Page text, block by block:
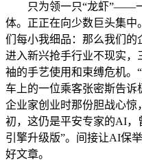
只为领一只“龙虾”——一
体。正正在向少数巨头集
们每小我细品：那么我们
进入新兴抢手行业不现实
袖的手艺使用和束缚危机。
车上的一位乘客张密斯告
企业家创业时那份胆战心
初，这仍是平安专家的AI，
引擎升级版”。间接让AI保
好文章。